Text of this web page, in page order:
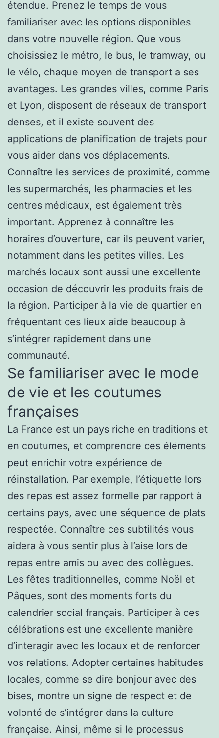
étendue. Prenez le temps de vous
familiariser avec les options disponibles
dans votre nouvelle région. Que vous
choisissiez le métro, le bus, le tramway, ou
le vélo, chaque moyen de transport a ses
avantages. Les grandes villes, comme Paris
et Lyon, disposent de réseaux de transport
denses, et il existe souvent des
applications de planification de trajets pour
vous aider dans vos déplacements.
Connaître les services de proximité, comme
les supermarchés, les pharmacies et les
centres médicaux, est également très
important. Apprenez à connaître les
horaires d’ouverture, car ils peuvent varier,
notamment dans les petites villes. Les
marchés locaux sont aussi une excellente
occasion de découvrir les produits frais de
la région. Participer à la vie de quartier en
fréquentant ces lieux aide beaucoup à
s’intégrer rapidement dans une
communauté.
Se familiariser avec le mode
de vie et les coutumes
françaises
La France est un pays riche en traditions et
en coutumes, et comprendre ces éléments
peut enrichir votre expérience de
réinstallation. Par exemple, l’étiquette lors
des repas est assez formelle par rapport à
certains pays, avec une séquence de plats
respectée. Connaître ces subtilités vous
aidera à vous sentir plus à l’aise lors de
repas entre amis ou avec des collègues.
Les fêtes traditionnelles, comme Noël et
Pâques, sont des moments forts du
calendrier social français. Participer à ces
célébrations est une excellente manière
d’interagir avec les locaux et de renforcer
vos relations. Adopter certaines habitudes
locales, comme se dire bonjour avec des
bises, montre un signe de respect et de
volonté de s’intégrer dans la culture
française. Ainsi, même si le processus